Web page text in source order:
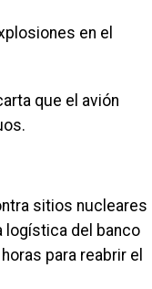
en el
que el avión
sitios nucleares
logística del banco
para reabrir el